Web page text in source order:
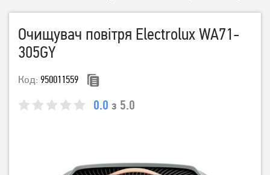
Очищувач повітря Electrolux WA71-
305GY
Код: 950011559
0.0 з 5.0